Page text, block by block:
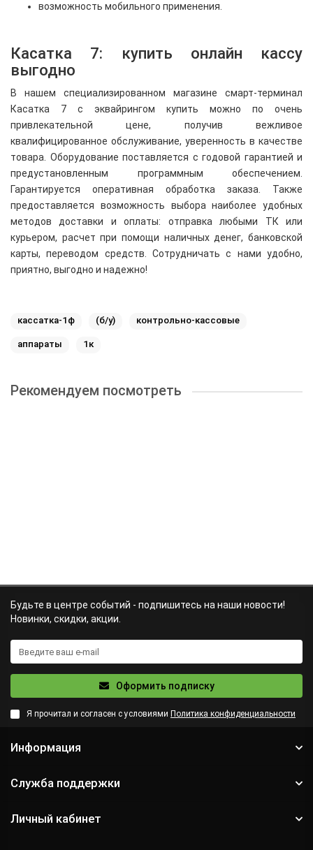
возможность мобильного применения.
Касатка 7: купить онлайн кассу
выгодно
В нашем специализированном магазине смарт-терминал
Касатка 7 с эквайрингом купить можно по очень
привлекательной цене, получив вежливое
квалифицированное обслуживание, уверенность в качестве
товара. Оборудование поставляется с годовой гарантией и
предустановленным программным обеспечением.
Гарантируется оперативная обработка заказа. Также
предоставляется возможность выбора наиболее удобных
методов доставки и оплаты: отправка любыми ТК или
курьером, расчет при помощи наличных денег, банковской
карты, переводом средств. Сотрудничать с нами удобно,
приятно, выгодно и надежно!
кассатка-1ф (б/у) контрольно-кассовые
аппараты 1к
Рекомендуем посмотреть
Будьте в центре событий - подпишитесь на наши новости!
Новинки, скидки, акции.
Оформить подписку
Я прочитал и согласен с условиями Политика конфиденциальности
Информация
Служба поддержки
Личный кабинет